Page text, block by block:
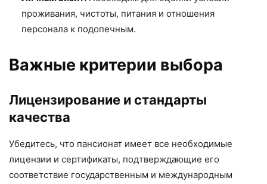
проживания, чистоты, питания и отношения
персонала к подопечным.
Важные критерии выбора
Лицензирование и стандарты
качества
Убедитесь, что пансионат имеет все необходимые
лицензии и сертификаты, подтверждающие его
соответствие государственным и международным